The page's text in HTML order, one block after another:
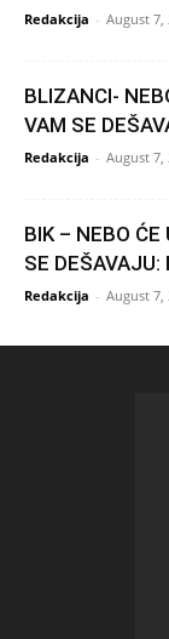
Redakcija - August 7,
BLIZANCI-
VAM SE
Redakcija - August 7,
BIK – NEBO
SE DEŠAVAJU:
Redakcija - August 7,